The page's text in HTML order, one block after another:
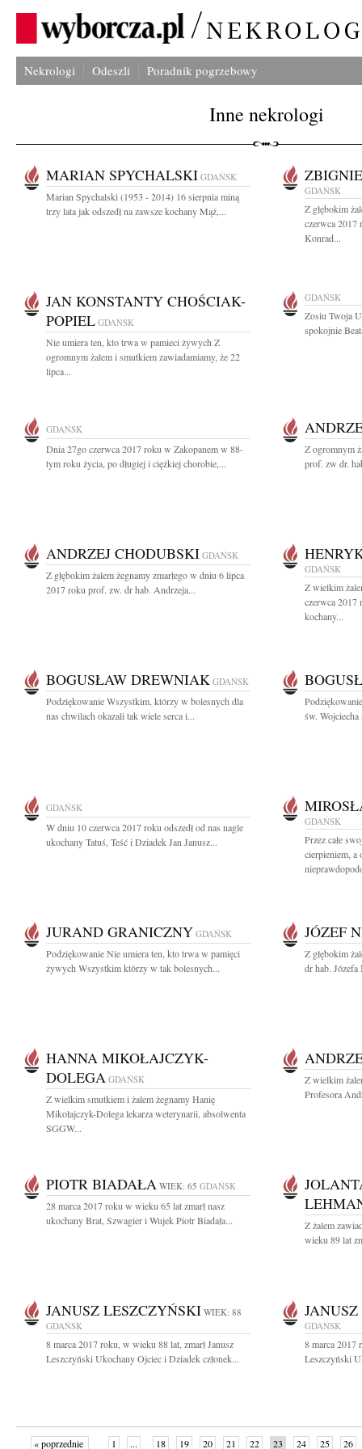
Nekrologi Odeszli Poradnik pogrzebowy
Inne nekrologi
MARIAN SPYCHALSKI GDAŃSK
Marian Spychalski (1953 - 2014) 16 sierpnia miną
trzy lata jak odszedł na zawsze kochany Mąż,...
GDAŃSK
Z głębokim
czerwca 2017
Konrad...
JAN KONSTANTY CHOŚCIAK-
POPIEL GDAŃSK
Nie umiera ten, kto trwa w pamieci żywych Z
ogromnym żalem i smutkiem zawiadamiamy, że 22
lipca...
GDAŃSK
Zosiu Twoja
spokojnie
GDAŃSK
Dnia 27go czerwca 2017 roku w Zakopanem w 88-
tym roku życia, po długiej i ciężkiej chorobie,...
Z ogromnym
prof. zw dr.
ANDRZEJ CHODUBSKI GDAŃSK
Z głębokim żalem żegnamy zmarłego w dniu 6 lipca
2017 roku prof. zw. dr hab. Andrzeja...
GDAŃSK
Z wielkim
czerwca 2017
kochany...
BOGUSŁAW DREWNIAK GDAŃSK
Podziękowanie Wszystkim, którzy w bolesnych dla
nas chwilach okazali tak wiele serca i...
św.
GDAŃSK
W dniu 10 czerwca 2017 roku odszedł od nas nagle
ukochany Tatuś, Teść i Dziadek Jan Janusz...
GDAŃSK
Przez całe
cierpieniem, a
JURAND GRANICZNY GDAŃSK
Podziękowanie Nie umiera ten, kto trwa w pamięci
żywych Wszystkim którzy w tak bolesnych...
JÓZEF
Z głębokim
dr hab.
HANNA MIKOŁAJCZYK-
DOLEGA GDAŃSK
Z wielkim smutkiem i żalem żegnamy Hanię
Mikołajczyk-Dolega lekarza weterynarii, absolwenta
SGGW...
Z wielkim
Profesora
PIOTR BIADAŁA WIEK: 65 GDAŃSK
28 marca 2017 roku w wieku 65 lat zmarł nasz
ukochany Brat, Szwagier i Wujek Piotr Biadała...
Z żalem
wieku 89 lat
JANUSZ LESZCZYŃSKI WIEK: 88
GDAŃSK
8 marca 2017 roku, w wieku 88 lat, zmarł Janusz
Leszczyński Ukochany Ojciec i Dziadek członek...
GDAŃSK
8 marca 2017
Leszczyński
« poprzednie 1 ... 18 19 20 21 22 23 24 25 26